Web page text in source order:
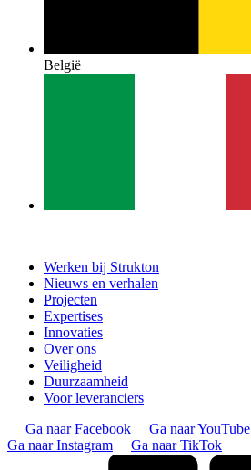
België
Werken bij Strukton
Nieuws en verhalen
Projecten
Expertises
Innovaties
Over ons
Veiligheid
Duurzaamheid
Voor leveranciers
Ga naar Facebook
Ga naar YouTube
Ga naar Instagram
Ga naar TikTok